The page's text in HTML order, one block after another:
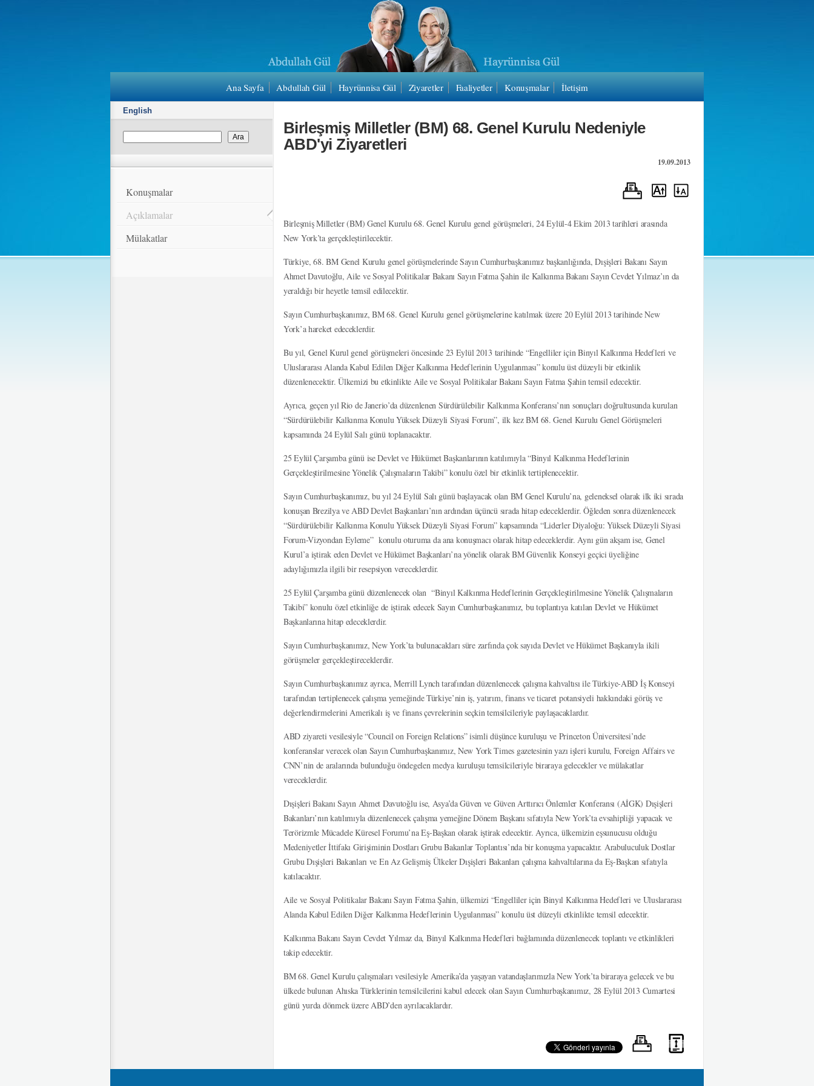
Ana Sayfa Abdullah Gül Hayrünnisa Gül Ziyaretler Faaliyetler Konuşmalar İletişim
English
Konuşmalar
Açıklamalar
Mülakatlar
Birleşmiş Milletler (BM) 68. Genel Kurulu Nedeniyle
ABD'yi Ziyaretleri
19.09.2013
Birleşmiş Milletler (BM) Genel Kurulu 68. Genel Kurulu genel görüşmeleri, 24 Eylül-4 Ekim 2013 tarihleri arasında
New York’ta gerçekleştirilecektir.
Türkiye, 68. BM Genel Kurulu genel görüşmelerinde Sayın Cumhurbaşkanımız başkanlığında, Dışişleri Bakanı Sayın
Ahmet Davutoğlu, Aile ve Sosyal Politikalar Bakanı Sayın Fatma Şahin ile Kalkınma Bakanı Sayın Cevdet Yılmaz’ın da
yeraldığı bir heyetle temsil edilecektir.
Sayın Cumhurbaşkanımız, BM 68. Genel Kurulu genel görüşmelerine katılmak üzere 20 Eylül 2013 tarihinde New
York’a hareket edeceklerdir.
Bu yıl, Genel Kurul genel görüşmeleri öncesinde 23 Eylül 2013 tarihinde “Engelliler için Binyıl Kalkınma Hedefleri ve
Uluslararası Alanda Kabul Edilen Diğer Kalkınma Hedeflerinin Uygulanması” konulu üst düzeyli bir etkinlik
düzenlenecektir. Ülkemizi bu etkinlikte Aile ve Sosyal Politikalar Bakanı Sayın Fatma Şahin temsil edecektir.
Ayrıca, geçen yıl Rio de Janerio’da düzenlenen Sürdürülebilir Kalkınma Konferansı’nın sonuçları doğrultusunda kurulan
“Sürdürülebilir Kalkınma Konulu Yüksek Düzeyli Siyasi Forum”, ilk kez BM 68. Genel Kurulu Genel Görüşmeleri
kapsamında 24 Eylül Salı günü toplanacaktır.
25 Eylül Çarşamba günü ise Devlet ve Hükümet Başkanlarının katılımıyla “Binyıl Kalkınma Hedeflerinin
Gerçekleştirilmesine Yönelik Çalışmaların Takibi” konulu özel bir etkinlik tertiplenecektir.
Sayın Cumhurbaşkanımız, bu yıl 24 Eylül Salı günü başlayacak olan BM Genel Kurulu’na, geleneksel olarak ilk iki sırada
konuşan Brezilya ve ABD Devlet Başkanları’nın ardından üçüncü sırada hitap edeceklerdir. Öğleden sonra düzenlenecek
“Sürdürülebilir Kalkınma Konulu Yüksek Düzeyli Siyasi Forum” kapsamında “Liderler Diyaloğu: Yüksek Düzeyli Siyasi
Forum-Vizyondan Eyleme” konulu oturuma da ana konuşmacı olarak hitap edeceklerdir. Aynı gün akşam ise, Genel
Kurul’a iştirak eden Devlet ve Hükümet Başkanları’na yönelik olarak BM Güvenlik Konseyi geçici üyeliğine
adaylığımızla ilgili bir resepsiyon vereceklerdir.
25 Eylül Çarşamba günü düzenlenecek olan “Binyıl Kalkınma Hedeflerinin Gerçekleştirilmesine Yönelik Çalışmaların
Takibi” konulu özel etkinliğe de iştirak edecek Sayın Cumhurbaşkanımız, bu toplantıya katılan Devlet ve Hükümet
Başkanlarına hitap edeceklerdir.
Sayın Cumhurbaşkanımız, New York’ta bulunacakları süre zarfında çok sayıda Devlet ve Hükümet Başkanıyla ikili
görüşmeler gerçekleştireceklerdir.
Sayın Cumhurbaşkanımız ayrıca, Merrill Lynch tarafından düzenlenecek çalışma kahvaltısı ile Türkiye-ABD İş Konseyi
tarafından tertiplenecek çalışma yemeğinde Türkiye’nin iş, yatırım, finans ve ticaret potansiyeli hakkındaki görüş ve
değerlendirmelerini Amerikalı iş ve finans çevrelerinin seçkin temsilcileriyle paylaşacaklardır.
ABD ziyareti vesilesiyle “Council on Foreign Relations” isimli düşünce kuruluşu ve Princeton Üniversitesi’nde
konferanslar verecek olan Sayın Cumhurbaşkanımız, New York Times gazetesinin yazı işleri kurulu, Foreign Affairs ve
CNN’nin de aralarında bulunduğu öndegelen medya kuruluşu temsilcileriyle biraraya gelecekler ve mülakatlar
vereceklerdir.
Dışişleri Bakanı Sayın Ahmet Davutoğlu ise, Asya’da Güven ve Güven Arttırıcı Önlemler Konferansı (AİGK) Dışişleri
Bakanları’nın katılımıyla düzenlenecek çalışma yemeğine Dönem Başkanı sıfatıyla New York’ta evsahipliği yapacak ve
Terörizmle Mücadele Küresel Forumu’na Eş-Başkan olarak iştirak edecektir. Ayrıca, ülkemizin eşsunucusu olduğu
Medeniyetler İttifakı Girişiminin Dostları Grubu Bakanlar Toplantısı’nda bir konuşma yapacaktır. Arabuluculuk Dostlar
Grubu Dışişleri Bakanları ve En Az Gelişmiş Ülkeler Dışişleri Bakanları çalışma kahvaltılarına da Eş-Başkan sıfatıyla
katılacaktır.
Aile ve Sosyal Politikalar Bakanı Sayın Fatma Şahin, ülkemizi “Engelliler için Binyıl Kalkınma Hedefleri ve Uluslararası
Alanda Kabul Edilen Diğer Kalkınma Hedeflerinin Uygulanması” konulu üst düzeyli etkinlikte temsil edecektir.
Kalkınma Bakanı Sayın Cevdet Yılmaz da, Binyıl Kalkınma Hedefleri bağlamında düzenlenecek toplantı ve etkinlikleri
takip edecektir.
BM 68. Genel Kurulu çalışmaları vesilesiyle Amerika’da yaşayan vatandaşlarımızla New York’ta biraraya gelecek ve bu
ülkede bulunan Ahıska Türklerinin temsilcilerini kabul edecek olan Sayın Cumhurbaşkanımız, 28 Eylül 2013 Cumartesi
günü yurda dönmek üzere ABD’den ayrılacaklardır.